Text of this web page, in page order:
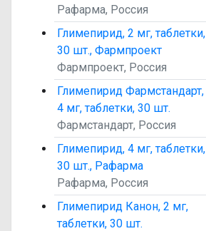
Рафарма, Россия
Глимепирид, 2 мг, таблетки,
30 шт., Фармпроект
Фармпроект, Россия
Глимепирид Фармстандарт,
4 мг, таблетки, 30 шт.
Фармстандарт, Россия
Глимепирид, 4 мг, таблетки,
30 шт., Рафарма
Рафарма, Россия
Глимепирид Канон, 2 мг,
таблетки, 30 шт.